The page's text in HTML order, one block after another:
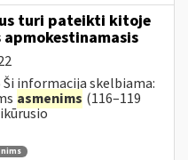
turi pateikti kitoje
informacija skelbiama:
asmenims (116–119